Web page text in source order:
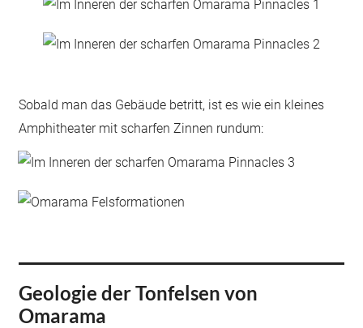
Sobald man das Gebäude betritt, ist es wie ein kleines
Amphitheater mit scharfen Zinnen rundum:
Geologie der Tonfelsen von
Omarama